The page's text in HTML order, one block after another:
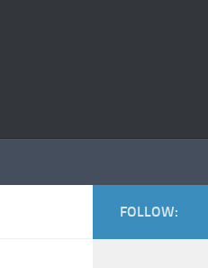
FOLLOW: